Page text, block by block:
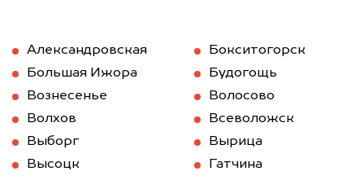
Александровская
Бокситогорск
Большая Ижора
Будогощь
Вознесенье
Волосово
Волхов
Всеволожск
Выборг
Вырица
Высоцк
Гатчина